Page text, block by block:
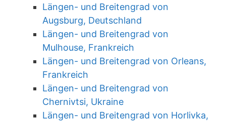
Längen- und Breitengrad von
Augsburg, Deutschland
Längen- und Breitengrad von
Mulhouse, Frankreich
Längen- und Breitengrad von Orleans,
Frankreich
Längen- und Breitengrad von
Chernivtsi, Ukraine
Längen- und Breitengrad von Horlivka,